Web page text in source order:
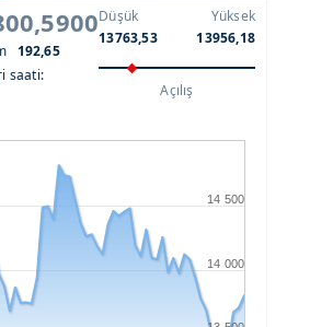
192,65
saati:
Düşük
13763,53
Yüksek
13956,18
Açılış
14 000
14 500